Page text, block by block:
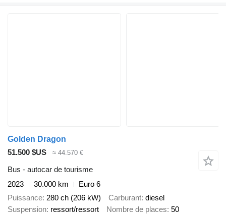
Golden Dragon
51.500 $US
≈ 44.570 €
Bus - autocar de tourisme
2023
30.000 km
Euro 6
Puissance 280 ch (206 kW) Carburant diesel
Suspension ressort/ressort Nombre de places 50